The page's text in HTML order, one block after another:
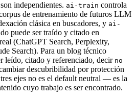
independientes. ai-train controla
de entrenamiento de futuros LLM
clásica en buscadores, y ai-
puede ser traído y citado en
(ChatGPT Search, Perplexity,
Search). Para un blog técnico
leído, citado y referenciado, decir no
descubribilidad por protección
ejes no es el default neutral — es la
cuyo trabajo es ser encontrado.